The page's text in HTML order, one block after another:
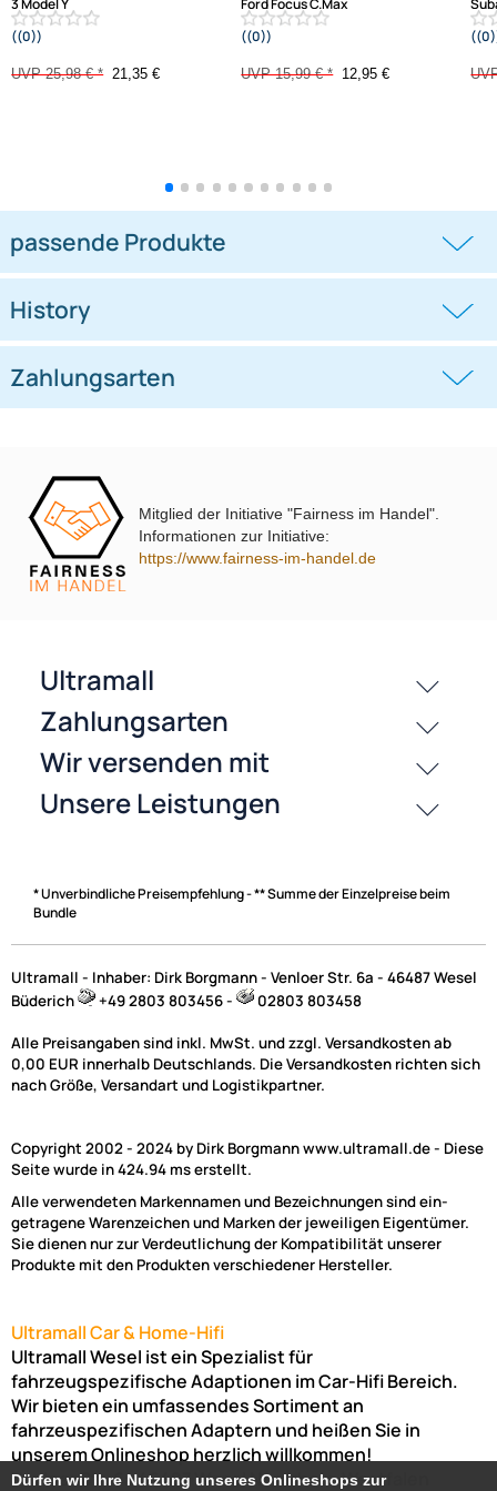
-17,8%
kompatibel mit Tesla Model
3 Model Y
adaptiert auf 165er Lautsprecher
((0))
UVP 25,98 € *21,35 €
Adapterringe kompatibel mit
Ford Focus C.Max
Transit Custom ab 2013 adaptiert auf
165er Lautsprecher
UVP 15,99 € *12,95 €
passende Produkte
History
Zahlungsarten
Mitglied der Initiative "Fairness im Handel".
Informationen zur Initiative:
https://www.fairness-im-handel.de
* Unverbindliche Preisempfehlung - ** Summe der Einzelpreise beim
Bundle
Ultramall - Inhaber: Dirk Borgmann - Venloer Str. 6a - 46487 Wesel
Büderich
+49 2803 803456 - 02803 803458
Alle Preisangaben sind inkl. MwSt. und zzgl. Versandkosten ab
0,00 EUR innerhalb Deutschlands. Die Versandkosten richten sich
nach Größe, Versandart und Logistikpartner.
Copyright 2002 - 2024 by Dirk Borgmann www.ultramall.de - Diese
Seite wurde in 424.94 ms erstellt.
Alle verwendeten Markennamen und Bezeichnungen sind ein-
getragene Warenzeichen und Marken der jeweiligen Eigentümer.
Sie dienen nur zur Verdeutlichung der Kompatibilität unserer
Produkte mit den Produkten verschiedener Hersteller.
Ultramall Car & Home-Hifi
Ultramall Wesel ist ein Spezialist für
fahrzeugspezifische Adaptionen im Car-Hifi Bereich.
Wir bieten ein umfassendes Sortiment an
fahrzeuspezifischen Adaptern und heißen Sie in
unserem Onlineshop herzlich willkommen!
Venloer Str. 6a46487 WeselNordrhein-Westfalen
Dürfen wir Ihre Nutzung unseres Onlineshops zur
Dürfen wir Ihre Nutzung unseres Onlineshops zur